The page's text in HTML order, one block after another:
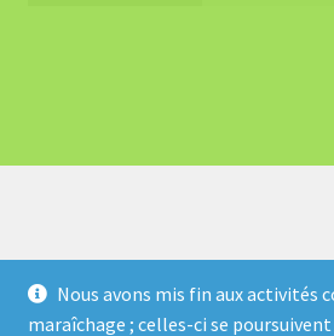
Nous avons mis fin aux activités
maraîchage ; celles-ci se